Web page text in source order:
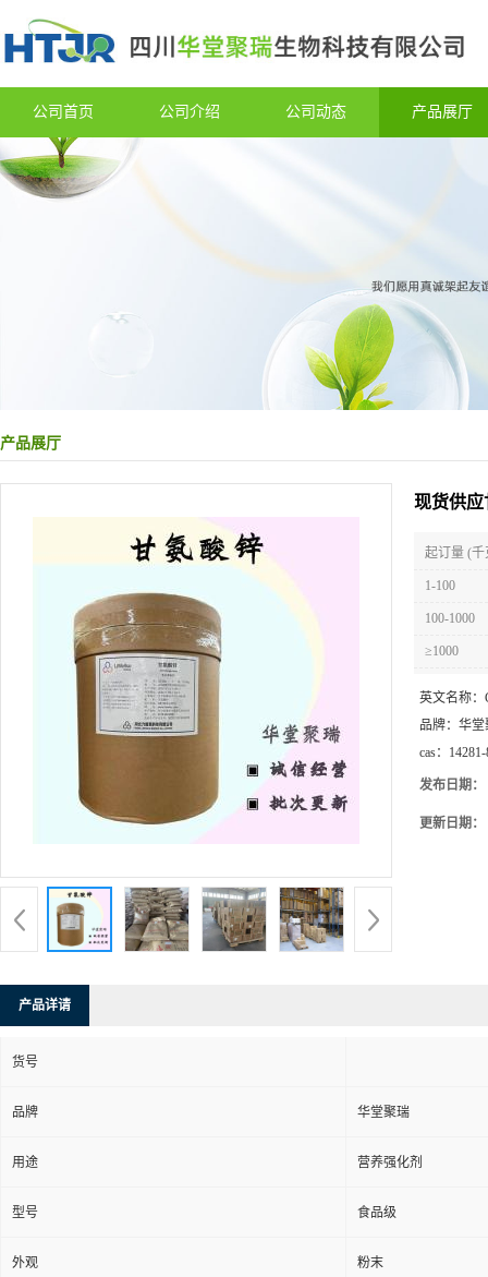
公司首页 公司介绍 公司动态 产品展厅
产品展厅
现货供应
起订量 (千
1-100
100-1000
≥1000
英文名称：
品牌： 华堂
cas：
发布日期：
更新日期：
产品详请
货号
品牌 华堂聚瑞
用途 营养强化剂
型号 食品级
外观 粉末